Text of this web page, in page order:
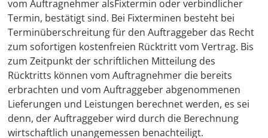
vom Auftragnehmer alsFixtermin oder verbindlicher
Termin, bestätigt sind. Bei Fixterminen besteht bei
Terminüberschreitung für den Auftraggeber das Recht
zum sofortigen kostenfreien Rücktritt vom Vertrag. Bis
zum Zeitpunkt der schriftlichen Mitteilung des
Rücktritts können vom Auftragnehmer die bereits
erbrachten und vom Auftraggeber abgenommenen
Lieferungen und Leistungen berechnet werden, es sei
denn, der Auftraggeber wird durch die Berechnung
wirtschaftlich unangemessen benachteiligt.